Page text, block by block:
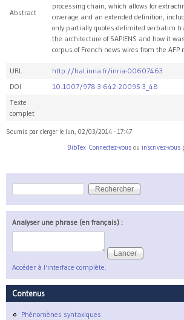
Abstract
processing chain, which allows for
coverage and an extended definition,
only partially quotes-delimited verbatim
the architecture of SAPIENS and how it
corpus of French news wires from the AFP
URL
http://hal.inria.fr/inria-00607463
DOI
10.1007/978-3-642-20095-3_48
Texte
complet
Soumis par clerger le lun, 02/03/2014 - 17:47
Connectez-vous ou inscrivez-vous
BibTex
Formulaire de recherche
Rechercher
Analyser une phrase (en français) :
Accéder à l'interface complète.
Contenus
Phénomènes syntaxiques